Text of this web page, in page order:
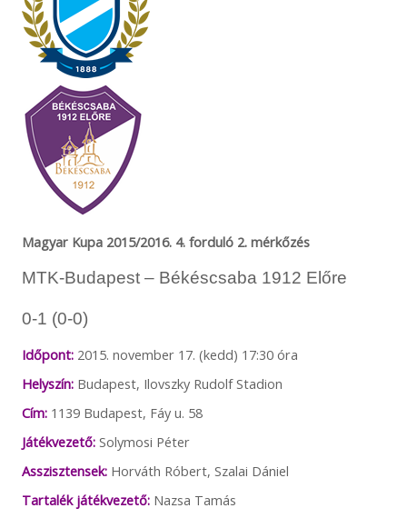
Magyar Kupa 2015/2016. 4. forduló 2. mérkőzés
MTK-Budapest – Békéscsaba 1912 Előre
0-1 (0-0)
Időpont:2015. november 17. (kedd) 17:30 óra
Helyszín:Budapest, Ilovszky Rudolf Stadion
Cím:1139 Budapest, Fáy u. 58
Játékvezető:Solymosi Péter
Asszisztensek: Horváth Róbert, Szalai Dániel
Tartalék játékvezető:Nazsa Tamás